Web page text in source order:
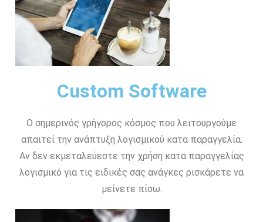
Custom Software
Ο σημερινός γρήγορος κόσμος που λειτουργούμε
απαιτεί την ανάπτυξη λογισμικού κατα παραγγελία.
Αν δεν εκμεταλεύεστε την χρήση κατα παραγγελίας
λογισμικό για τις ειδικές σας ανάγκες ρισκάρετε να
μείνετε πίσω.